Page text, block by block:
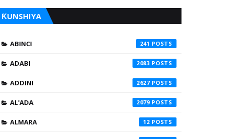
ƘUNSHIYA
ABINCI 241
ADABI 2083
ADDINI 2627
AL'ADA 2079
ALMARA 12